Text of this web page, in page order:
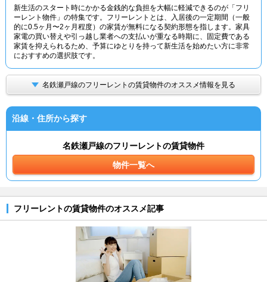
TOP
新生活のスタート時にかかる金銭的な負担を大幅に軽減できるのが「フリ
ーレント物件」の特集です。フリーレントとは、入居後の一定期間（一般
的に0.5ヶ月〜2ヶ月程度）の家賃が無料になる契約形態を指します。家具
家電の買い替えや引っ越し業者への支払いが重なる時期に、固定費である
家賃を抑えられるため、予算にゆとりを持って新生活を始めたい方に非常
におすすめの選択肢です。
名鉄瀬戸線のフリーレントの賃貸物件のオススメ情報を見る
沿線・住所から探す
名鉄瀬戸線のフリーレントの賃貸物件
物件一覧へ
フリーレントの賃貸物件のオススメ記事